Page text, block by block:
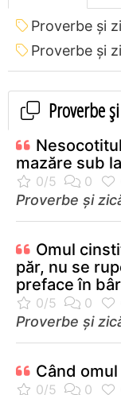
Proverbe și
Proverbe și
Proverbe
mazăre sub
Proverbe și
Omul
păr, nu se
preface în
Proverbe și
Când